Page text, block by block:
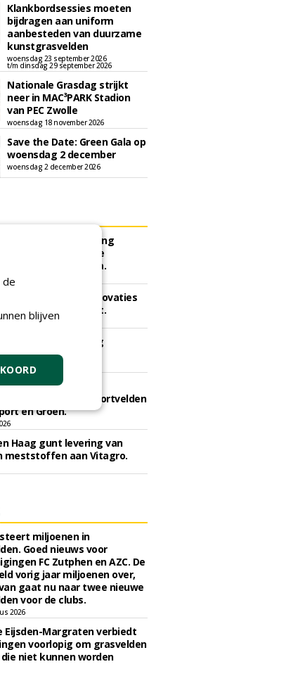
Klankbordsessies moeten
bijdragen aan uniform
aanbesteden van duurzame
kunstgrasvelden
woensdag 23 september 2026
t/m dinsdag 29 september 2026
Nationale Grasdag strijkt
neer in MAC³PARK Stadion
van PEC Zwolle
woensdag 18 november 2026
Save the Date: Green Gala op
woensdag 2 december
woensdag 2 december 2026
gunt herinrichting
- VV Egmond te
aan Compeer Infra.
gunt veldrenovaties
aan CSC Sport.
gunt aanleg
aan Finovi.
gunt
onderhoud sportvelden
en Groen.
Haag gunt levering van
meststoffen aan Vitagro.
miljoenen in
Goed nieuws voor
FC Zutphen en AZC. De
vorig jaar miljoenen over,
gaat nu naar twee nieuwe
voor de clubs.
2026
Eijsden-Margraten verbiedt
voorlopig om grasvelden
niet kunnen worden
de
blijven